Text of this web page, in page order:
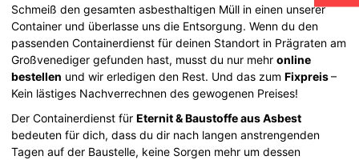
Schmeiß den gesamten asbesthaltigen Müll in einen unserer
Container und überlasse uns die Entsorgung. Wenn du den
passenden Containerdienst für deinen Standort in Prägraten am
Großvenediger gefunden hast, musst du nur mehronline
bestellen und wir erledigen den Rest. Und das zumFixpreis–
Kein lästiges Nachverrechnen des gewogenen Preises!
Der Containerdienst fürEternit & Baustoffe aus Asbest
bedeuten für dich, dass du dir nach langen anstrengenden
Tagen auf der Baustelle, keine Sorgen mehr um dessen